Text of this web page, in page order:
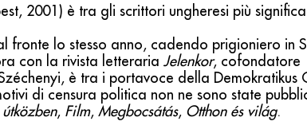
2001) è tra gli scrittori ungheresi più
fronte lo stesso anno, cadendo prigioniero in
con la rivista letteraria Jelenkor, cofondatore
è tra i portavoce della Demokratikus
di censura politica non ne sono state
útközben, Film, Megbocsátás, Otthon és világ.